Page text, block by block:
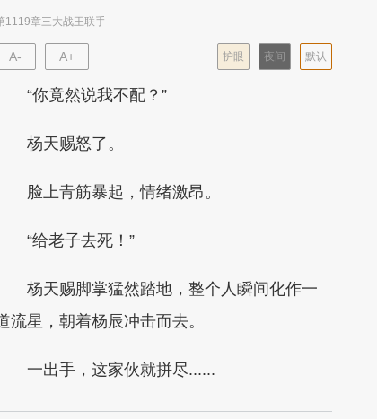
1119章三大战王联手
A- A+ 默认
夜间
护眼
“你竟然说我不配？”
杨天赐怒了。
脸上青筋暴起，情绪激昂。
“给老子去死！”
杨天赐脚掌猛然踏地，整个人瞬间化作一
流星，朝着杨辰冲击而去。
一出手，这家伙就拼尽......